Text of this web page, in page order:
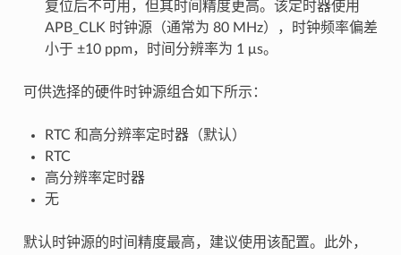
复位后不可用，但其时间精度更高。该定时器使用
APB_CLK 时钟源（通常为 80 MHz），时钟频率偏差
小于 ±10 ppm，时间分辨率为 1 μs。
可供选择的硬件时钟源组合如下所示：
RTC 和高分辨率定时器（默认）
RTC
高分辨率定时器
无
默认时钟源的时间精度最高，建议使用该配置。此外，